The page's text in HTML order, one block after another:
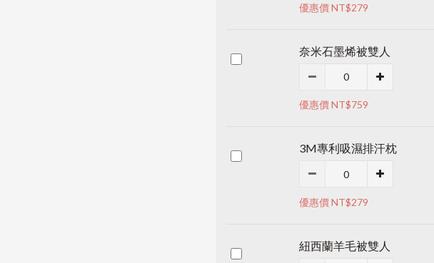
優惠價 NT$279
奈米石墨烯被雙人
優惠價 NT$759
3M專利吸濕排汗枕
優惠價 NT$279
紐西蘭羊毛被雙人